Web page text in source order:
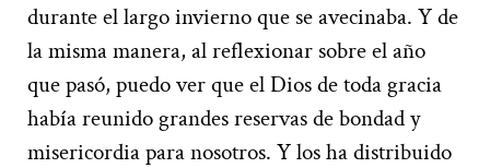
durante el largo invierno que se avecinaba. Y de
la misma manera, al reflexionar sobre el año
que pasó, puedo ver que el Dios de toda gracia
había reunido grandes reservas de bondad y
misericordia para nosotros. Y los ha distribuido